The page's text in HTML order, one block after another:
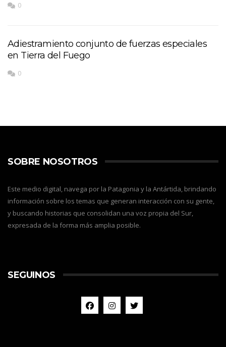
0
Adiestramiento conjunto de fuerzas especiales
en Tierra del Fuego
0
SOBRE NOSOTROS
Este medio digital, navega por la Patagonia y la Antártida, brindando
información sobre los temas que generan interacción con su gente,
y buscando historias que consolidan una voz propia del Sur,
expresada de la forma más amplia posible.
SEGUINOS